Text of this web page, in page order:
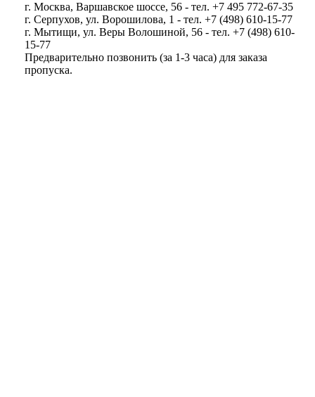
г. Москва, Варшавское шоссе, 56 - тел. +7 495 772-67-35
г. Серпухов, ул. Ворошилова, 1 - тел. +7 (498) 610-15-77
г. Мытищи, ул. Веры Волошиной, 56 - тел. +7 (498) 610-
15-77
Предварительно позвонить (за 1-3 часа) для заказа
пропуска.